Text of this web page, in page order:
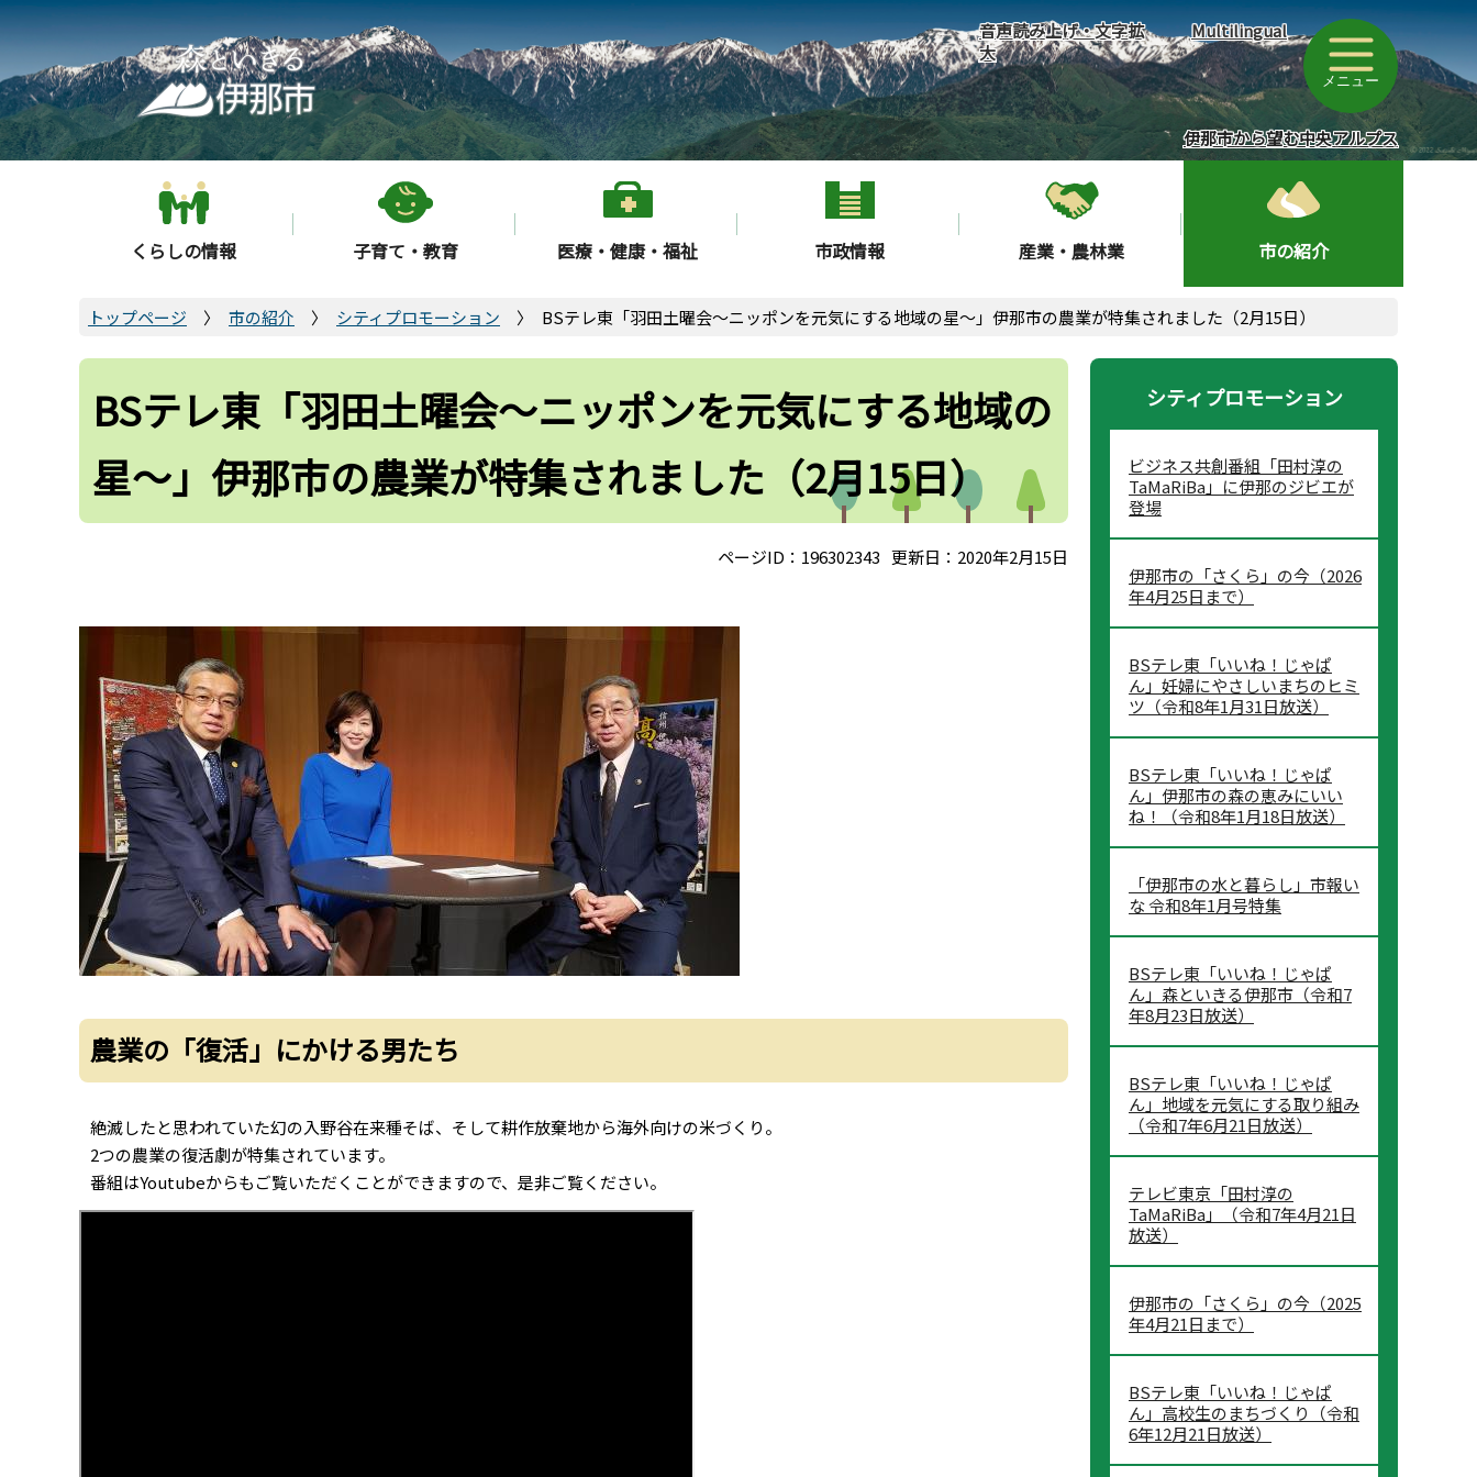
こ
の
ペ
ー
ジ
の
音声読み上げ・文字拡
大
Multilingual
メニュー
伊那市から望む中央アルプス
くらしの情報 子育て・教育 医療・健康・福祉 市政情報 産業・農林業 市の紹介
トップページ 市の紹介 シティプロモーション BSテレ東「羽田土曜会～ニッポンを元気にする地域の星～」伊那市の農業が特集されました（2月15日）
BSテレ東「羽田土曜会～ニッポンを元気にする地域の
星～」伊那市の農業が特集されました（2月15日）
ページID：196302343 更新日：2020年2月15日
農業の「復活」にかける男たち
絶滅したと思われていた幻の入野谷在来種そば、そして耕作放棄地から海外向けの米づくり。
2つの農業の復活劇が特集されています。
番組はYoutubeからもご覧いただくことができますので、是非ご覧ください。
シティプロモーション
ビジネス共創番組「田村淳の
TaMaRiBa」に伊那のジビエが
登場
伊那市の「さくら」の今（2026
年4月25日まで）
BSテレ東「いいね！じゃぱ
ん」妊婦にやさしいまちのヒミ
ツ（令和8年1月31日放送）
BSテレ東「いいね！じゃぱ
ん」伊那市の森の恵みにいい
ね！（令和8年1月18日放送）
「伊那市の水と暮らし」市報い
な 令和8年1月号特集
BSテレ東「いいね！じゃぱ
ん」森といきる伊那市（令和7
年8月23日放送）
BSテレ東「いいね！じゃぱ
ん」地域を元気にする取り組み
（令和7年6月21日放送）
テレビ東京「田村淳の
TaMaRiBa」（令和7年4月21日
放送）
伊那市の「さくら」の今（2025
年4月21日まで）
BSテレ東「いいね！じゃぱ
ん」高校生のまちづくり（令和
6年12月21日放送）